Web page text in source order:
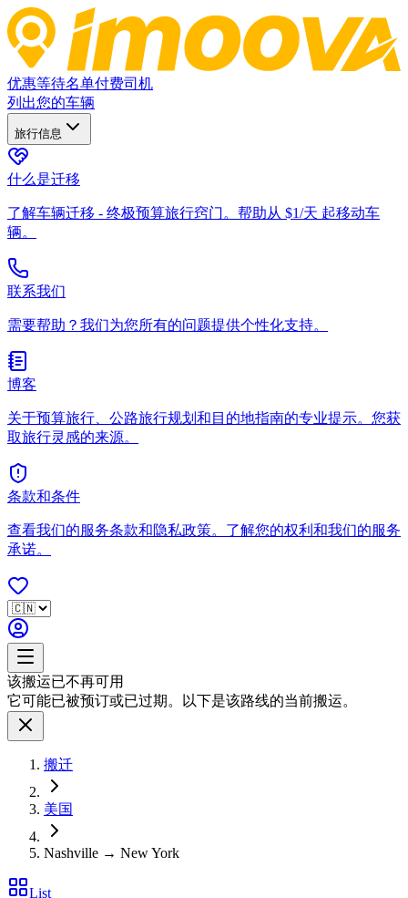
优惠等待名单付费司机
列出您的车辆
旅行信息
什么是迁移
了解车辆迁移 - 终极预算旅行窍门。帮助从 $1/天 起移动车
辆。
联系我们
需要帮助？我们为您所有的问题提供个性化支持。
博客
关于预算旅行、公路旅行规划和目的地指南的专业提示。您获
取旅行灵感的来源。
条款和条件
查看我们的服务条款和隐私政策。了解您的权利和我们的服务
承诺。
该搬运已不再可用
它可能已被预订或已过期。以下是该路线的当前搬运。
搬迁
美国
Nashville → New York
List